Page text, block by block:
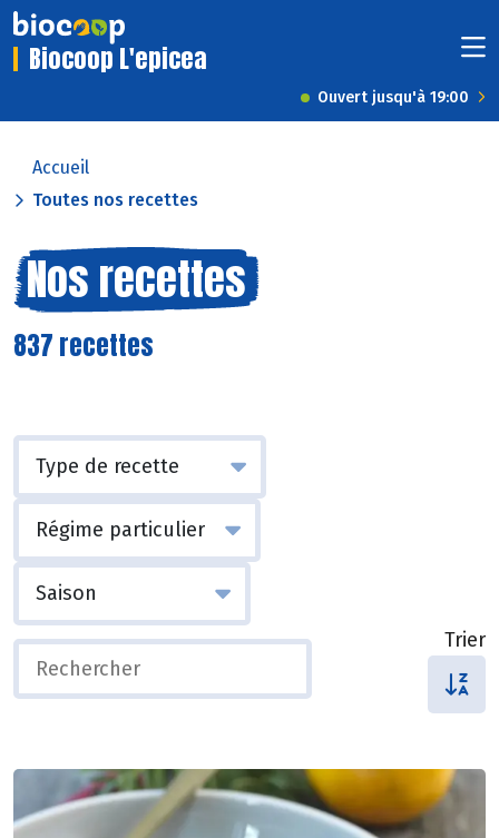
Biocoop L'epicea
Ouvert jusqu'à 19:00
Accueil
Toutes nos recettes
Nos recettes
837 recettes
Trier